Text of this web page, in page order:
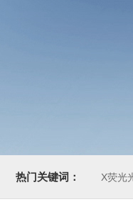
热门关键词： X荧光